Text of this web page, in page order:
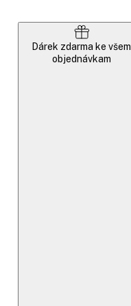
Dárek zdarma ke všem
objednávkam